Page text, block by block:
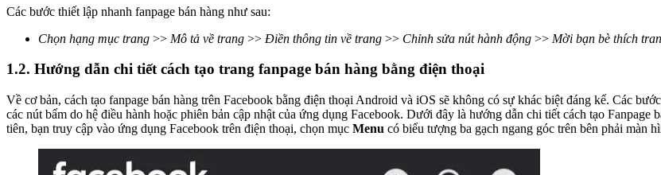
Các bước thiết lập nhanh fanpage bán hàng như sau:
Chọn hạng mục trang >> Mô tả về trang >> Điền thông tin về trang >> Chỉnh sửa nút hành động >> Mời bạn bè thích
1.2. Hướng dẫn chi tiết cách tạo trang fanpage bán hàng bằng điện thoại
Về cơ bản, cách tạo fanpage bán hàng trên Facebook bằng điện thoại Android và iOS sẽ không có sự khác biệt đáng kể. Các
các nút bấm do hệ điều hành hoặc phiên bản cập nhật của ứng dụng Facebook. Dưới đây là hướng dẫn chi tiết cách tạo Fanpage
tiên, bạn truy cập vào ứng dụng Facebook trên điện thoại, chọn mục Menu có biểu tượng ba gạch ngang góc trên bên phải màn